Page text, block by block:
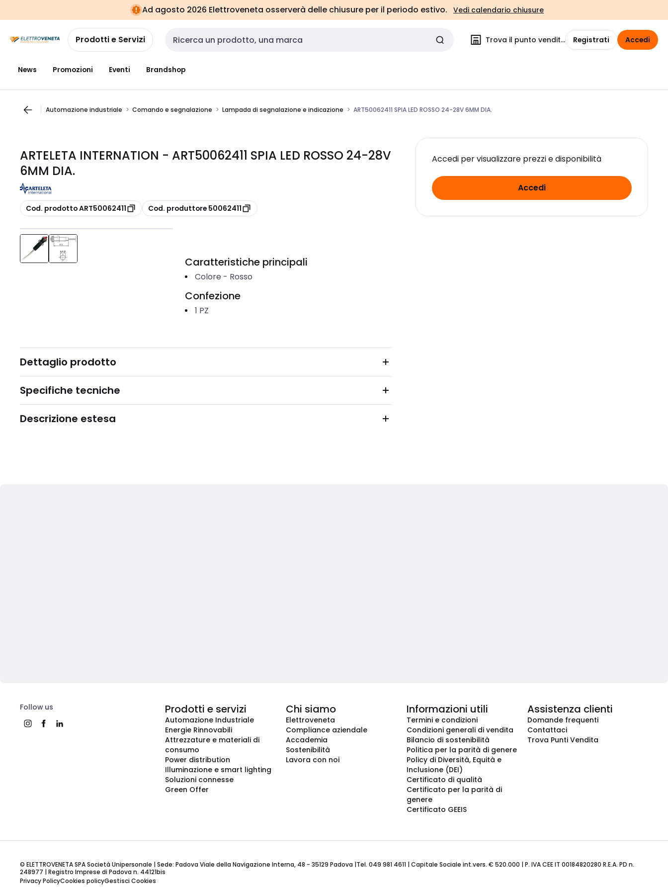
navigazionealla
pagina
Ad agosto 2026 Elettroveneta osserverà delle chiusure per il periodo estivo. Vedi calendario chiusure
Prodotti e Servizi Cerca input Trova il punto vendita Registrati Accedi
News Promozioni Eventi Brandshop
Automazione industriale Comando e segnalazione Lampada di segnalazione e indicazione ART50062411 SPIA LED ROSSO 24-28V 6MM DIA.
ARTELETA INTERNATION - ART50062411 SPIA LED ROSSO 24-28V
6MM DIA.
copia
Cod. prodotto ART50062411 copia
Cod. produttore 50062411
Accedi per visualizzare prezzi e disponibilità
Accedi
Caratteristiche principali
Colore - Rosso
Confezione
1 PZ
Dettaglio prodotto
Specifiche tecniche
Descrizione estesa
Follow us Prodotti e servizi
Automazione Industriale
Energie Rinnovabili
Attrezzature e materiali di
consumo
Power distribution
Illuminazione e smart lighting
Soluzioni connesse
Green Offer
Chi siamo
Elettroveneta
Compliance aziendale
Accademia
Sostenibilità
Lavora con noi
Informazioni utili
Termini e condizioni
Condizioni generali di vendita
Bilancio di sostenibilità
Politica per la parità di genere
Policy di Diversità, Equità e
Inclusione (DEI)
Certificato di qualità
Certificato per la parità di
genere
Certificato GEEIS
Assistenza clienti
Domande frequenti
Contattaci
Trova Punti Vendita
© ELETTROVENETA SPA Società Unipersonale | Sede: Padova Viale della Navigazione Interna, 48 - 35129 Padova |Tel. 049 981 4611 | Capitale Sociale int.vers. € 520.000 | P. IVA CEE IT 00184820280 R.E.A. PD n.
248977 | Registro Imprese di Padova n. 44121bis
Privacy PolicyCookies policyGestisci Cookies